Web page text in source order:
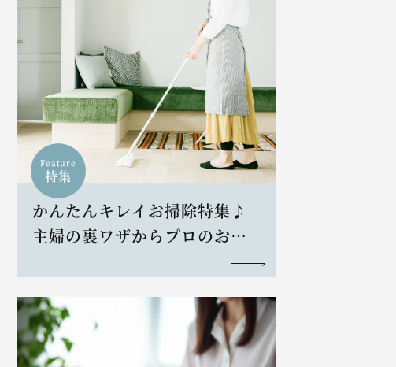
Feature
特集
かんたんキレイお掃除特集♪
主婦の裏ワザからプロのお掃